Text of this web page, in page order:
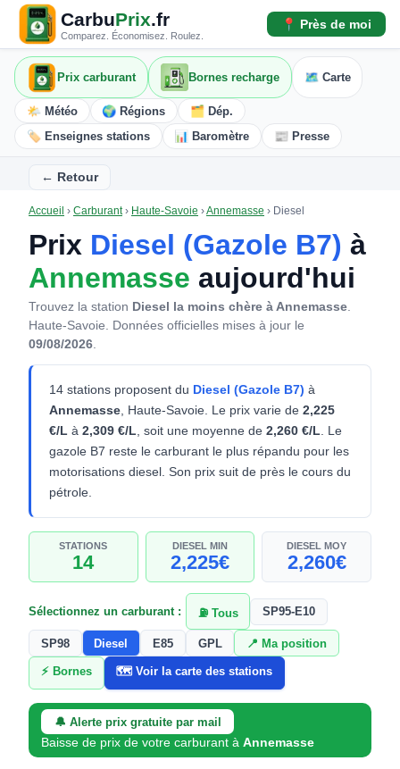
CarbuPrix.fr
Comparez. Économisez. Roulez.
📍 Près de moi
Prix carburant Bornes recharge 🗺️ Carte
🌤️ Météo 🌍 Régions
🗂️ Dép.
🏷️ Enseignes stations
📊 Baromètre 📰 Presse
← Retour
Accueil › Carburant› Haute-Savoie ›Annemasse › Diesel
Prix Diesel (Gazole B7) à
Annemasse aujourd'hui
Trouvez la station Diesel la moins chère à Annemasse.
Haute-Savoie. Données officielles mises à jour le
09/08/2026.
14 stations proposent du Diesel (Gazole B7) à
Annemasse, Haute-Savoie. Le prix varie de 2,225
€/L à 2,309 €/L, soit une moyenne de 2,260 €/L. Le
gazole B7 reste le carburant le plus répandu pour les
motorisations diesel. Son prix suit de près le cours du
pétrole.
STATIONS
14
DIESEL MIN
2,225€
DIESEL MOY
2,260€
Sélectionnez un carburant : ⛽ Tous SP95-E10
SP98 Diesel E85 GPL 📍 Ma position
⚡ Bornes 🗺️ Voir la carte des stations
🔔 Alerte prix gratuite par mail
Baisse de prix de votre carburant àAnnemasse